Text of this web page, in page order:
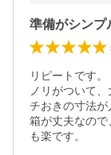
準備がシンプ
リピートです。
ノリがついて
チおきの寸法が
箱が丈夫なの
も楽です。